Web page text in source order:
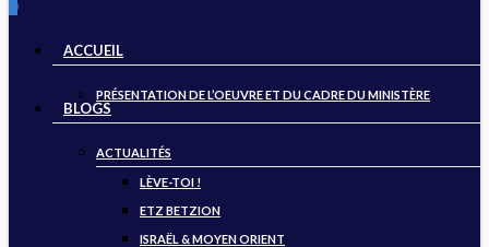
search
ACCUEIL
PRÉSENTATION DE L’OEUVRE ET DU CADRE DU MINISTÈRE
BLOGS
ACTUALITÉS
LÈVE-TOI !
ETZ BETZION
ISRAËL & MOYEN ORIENT